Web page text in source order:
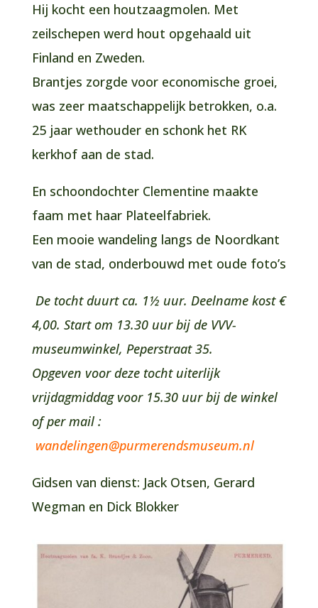
Hij kocht een houtzaagmolen. Met
zeilschepen werd hout opgehaald uit
Finland en Zweden.
Brantjes zorgde voor economische groei,
was zeer maatschappelijk betrokken, o.a.
25 jaar wethouder en schonk het RK
kerkhof aan de stad.
En schoondochter Clementine maakte
faam met haar Plateelfabriek.
Een mooie wandeling langs de Noordkant
van de stad, onderbouwd met oude foto’s
De tocht duurt ca. 1½ uur. Deelname kost €
4,00. Start om 13.30 uur bij de VVV-
museumwinkel, Peperstraat 35.
Opgeven voor deze tocht uiterlijk
vrijdagmiddag voor 15.30 uur bij de winkel
of per mail :
wandelingen@purmerendsmuseum.nl
Gidsen van dienst: Jack Otsen, Gerard
Wegman en Dick Blokker